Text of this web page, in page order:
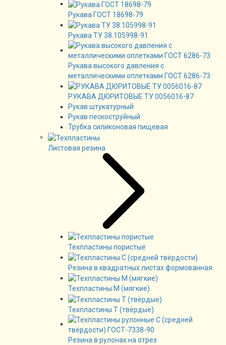
Рукава ГОСТ 18698-79
Рукава ТУ 38.105998-91
Рукава высокого давления с
металлическими оплетками ГОСТ 6286-73
РУКАВА ДЮРИТОВЫЕ ТУ 0056016-87
Рукав штукатурный
Рукав пескоструйный
Трубка силиконовая пищевая
Листовая резина
Техпластины пористые
Резина в квадратных листах формованная
Техпластины М (мягкие)
Техпластины Т (твёрдые)
Резина в рулонах на отрез